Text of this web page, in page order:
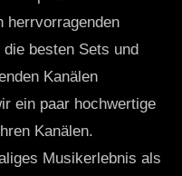
herrvorragenden
besten Sets und
Kanälen
ein paar hochwertige
Kanälen.
Musikerlebnis als